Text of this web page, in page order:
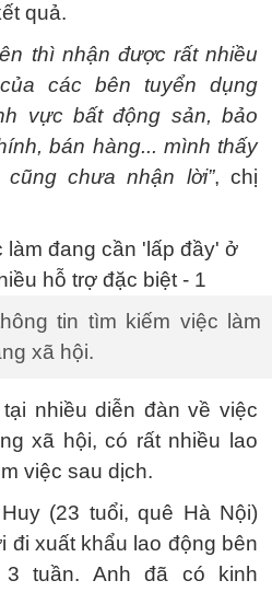
quả.
thì nhận được rất nhiều
các bên tuyển dụng
vực bất động sản, bảo
bán hàng... mình thấy
chưa nhận lời”, chị
tin tìm kiếm việc làm
xã hội.
nhiều diễn đàn về việc
xã hội, có rất nhiều lao
việc sau dịch.
(23 tuổi, quê Hà Nội)
đi xuất khẩu lao động bên
tuần. Anh đã có kinh